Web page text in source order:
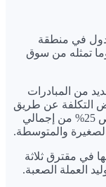
في منطقة
تمثله من سوق
من المبادرات
التكلفة عن طريق
مبادرة للبنك المركزي المصري بتخصيص 25% من إجمالي
والمتوسطة.
في مقترق ثلاثة
العملة الصعبة.